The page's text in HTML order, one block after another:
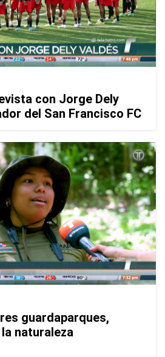
con Jorge Dely
del San Francisco FC
guardaparques,
naturaleza